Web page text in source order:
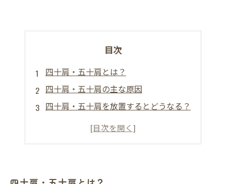
目次
四十肩・五十肩とは？
四十肩・五十肩の主な原因
四十肩・五十肩を放置するとどうなる？
整体で期待できる効果